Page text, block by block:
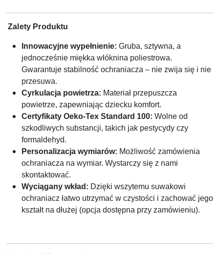
Zalety Produktu
Innowacyjne wypełnienie: Gruba, sztywna, a
jednocześnie miękka włóknina poliestrowa.
Gwarantuje stabilność ochraniacza – nie zwija się i nie
przesuwa.
Cyrkulacja powietrza: Materiał przepuszcza
powietrze, zapewniając dziecku komfort.
Certyfikaty Oeko-Tex Standard 100: Wolne od
szkodliwych substancji, takich jak pestycydy czy
formaldehyd.
Personalizacja wymiarów: Możliwość zamówienia
ochraniacza na wymiar. Wystarczy się z nami
skontaktować.
Wyciągany wkład: Dzięki wszytemu suwakowi
ochraniacz łatwo utrzymać w czystości i zachować jego
kształt na dłużej (opcja dostępna przy zamówieniu).